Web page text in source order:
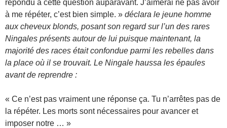
répondu à cette question auparavant. J’aimerai ne pas avoir
à me répéter, c’est bien simple. » déclara le jeune homme
aux cheveux blonds, posant son regard sur l’un des rares
Ningales présents autour de lui puisque maintenant, la
majorité des races était confondue parmi les rebelles dans
la place où il se trouvait. Le Ningale haussa les épaules
avant de reprendre :
« Ce n’est pas vraiment une réponse ça. Tu n’arrêtes pas de
la répéter. Les morts sont nécessaires pour avancer et
imposer notre … »